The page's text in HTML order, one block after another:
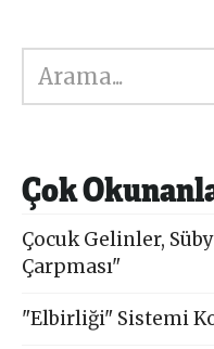
Ara
Çok
Çocuk Gelinler,
Çarpması"
"Elbirliği" Sistemi